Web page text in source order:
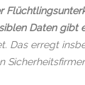
Daten gibt
Das erregt